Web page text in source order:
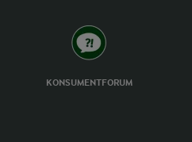
KONSUMENTFORUM